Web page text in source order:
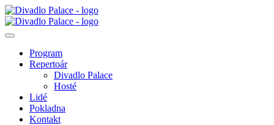
Program
Repertoár
Divadlo Palace
Hosté
Lidé
Pokladna
Kontakt